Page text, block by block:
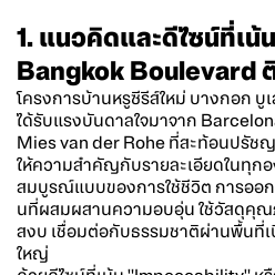
1. แนวคิดและดีไซน์ที่เน้
Bangkok Boulevard
โครงการบ้านหรูซีรีส์ใหม่ บางกอก บู
ได้รับแรงบันดาลใจมาจาก
Mies van der Rohe ที่สะท้อนปรัช
ให้ความสำคัญกับรายละเอียดในทุก
สมบูรณ์แบบของการใช้ชีวิต การออ
นที่ผสมผสานความอบอุ่น ใช้วัสดุคุณ
สงบ เชื่อมต่อกับธรรมชาติผ่านพื้นที่
ใหญ่